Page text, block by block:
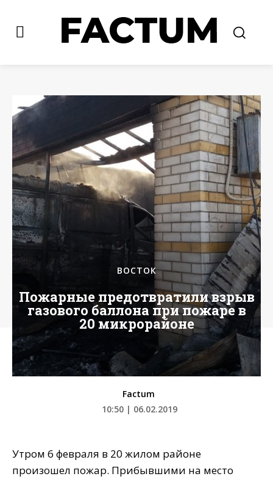
ВОСТОК
Пожарные предотвратили взрыв
газового баллона при пожаре в
20 микрорайоне
Factum
10:50 | 06.02.2019
Утром 6 февраля в 20 жилом районе
произошел пожар. Прибывшими на место